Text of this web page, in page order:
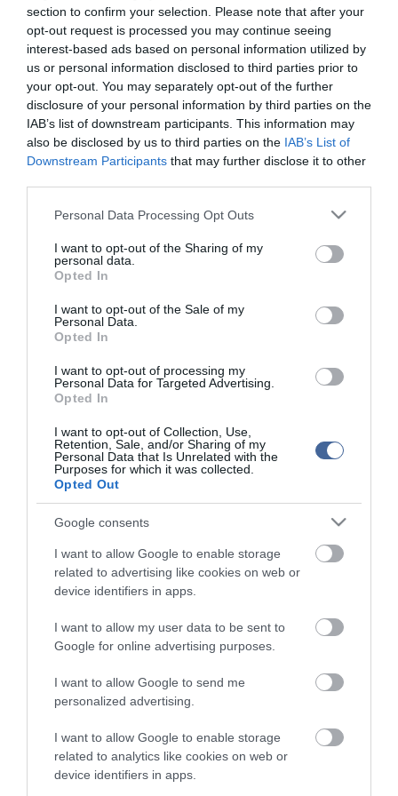
section to confirm your selection. Please note that after your
opt-out request is processed you may continue seeing
interest-based ads based on personal information utilized by
us or personal information disclosed to third parties prior to
your opt-out. You may separately opt-out of the further
disclosure of your personal information by third parties on the
IAB’s list of downstream participants. This information may
also be disclosed by us to third parties on the IAB’s List of
Downstream Participants that may further disclose it to other
Please note that this website/app uses one or more Google
not limited to your visit or usage behaviour. You may click to
grant or deny consent to Google and its third-party tags to
use your data for below specified purposes in below Google
consent section.
Personal Data Processing Opt Outs
I want to opt-out of the Sharing of my
personal data.
Opted In
I want to opt-out of the Sale of my
Personal Data.
Opted In
I want to opt-out of processing my
Personal Data for Targeted Advertising.
Opted In
I want to opt-out of Collection, Use,
Retention, Sale, and/or Sharing of my
Personal Data that Is Unrelated with the
Purposes for which it was collected.
Opted Out
Google consents
I want to allow Google to enable storage
related to advertising like cookies on web or
device identifiers in apps.
I want to allow my user data to be sent to
Google for online advertising purposes.
I want to allow Google to send me
personalized advertising.
I want to allow Google to enable storage
related to analytics like cookies on web or
device identifiers in apps.
több hetet vesz igénybe - tette hozzá a professzor. Hat felnőtt
kisebb agyzúzódás, bordatörés, nyaki csigolyasérülés, belső
zúzódások miatt került az SZTE Traumatológiai Klinikájára.
Hétfőn Pintér Sándor, a klinika helyettes vezetője az MTI-nek
elmondta: a felnőtt sérültek állapota kielégítő, elszállításuk
megszervezését az osztrák hatóságok kezdték meg. Néhányan
már hazatérhetnek, a többiek ellátásáról az osztrák egészségügyi
intézményekben gondoskodnak majd, mivel a sérültek Ausztriában
dolgoztak.
Kapcsolódó írások:
Stabilizálódott a röszkei baleset sérültjeinek állapota
Őrizetbe vették a röszkei tömegbe hajtó kamionsofőrt -
Kétórás várakozás a tompai határátkelőn
Figyelem! A cikkhez hozzáfűzött hozzászólások nem a
network nézeteit tükrözik. A szerkesztőség mindössze a hírek
publikációjával foglalkozik, a kommenteket nem tudja befolyásolni
- azok az olvasók személyes véleményét tartalmazzák.
tiszteletben tartásával kommenteljenek!
ma.hu legfrissebb hírei:
Nagy erőkkel keresik a szomjazó gólyát megmentő
Árpádot
Magyar Péter: átfogó energiafejlesztési tervet fogadott el a
kormány
Kenyában bezzeg minden zöldebb